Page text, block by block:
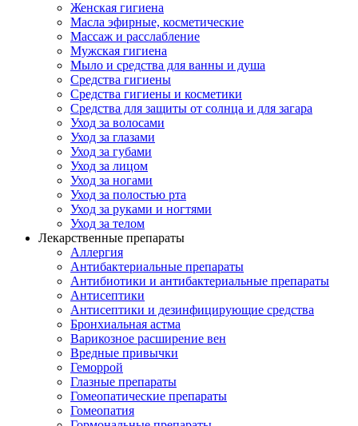
Женская гигиена
Масла эфирные, косметические
Массаж и расслабление
Мужская гигиена
Мыло и средства для ванны и душа
Средства гигиены
Средства гигиены и косметики
Средства для защиты от солнца и для загара
Уход за волосами
Уход за глазами
Уход за губами
Уход за лицом
Уход за ногами
Уход за полостью рта
Уход за руками и ногтями
Уход за телом
Лекарственные препараты
Аллергия
Антибактериальные препараты
Антибиотики и антибактериальные препараты
Антисептики
Антисептики и дезинфицирующие средства
Бронхиальная астма
Варикозное расширение вен
Вредные привычки
Геморрой
Глазные препараты
Гомеопатические препараты
Гомеопатия